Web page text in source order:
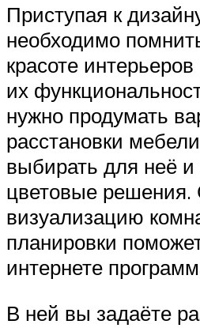
Приступая к
необходимо
красоте
их
нужно продумать
расстановки
выбирать для неё и
цветовые решения.
визуализацию
планировки
интернете
В ней вы задаёте